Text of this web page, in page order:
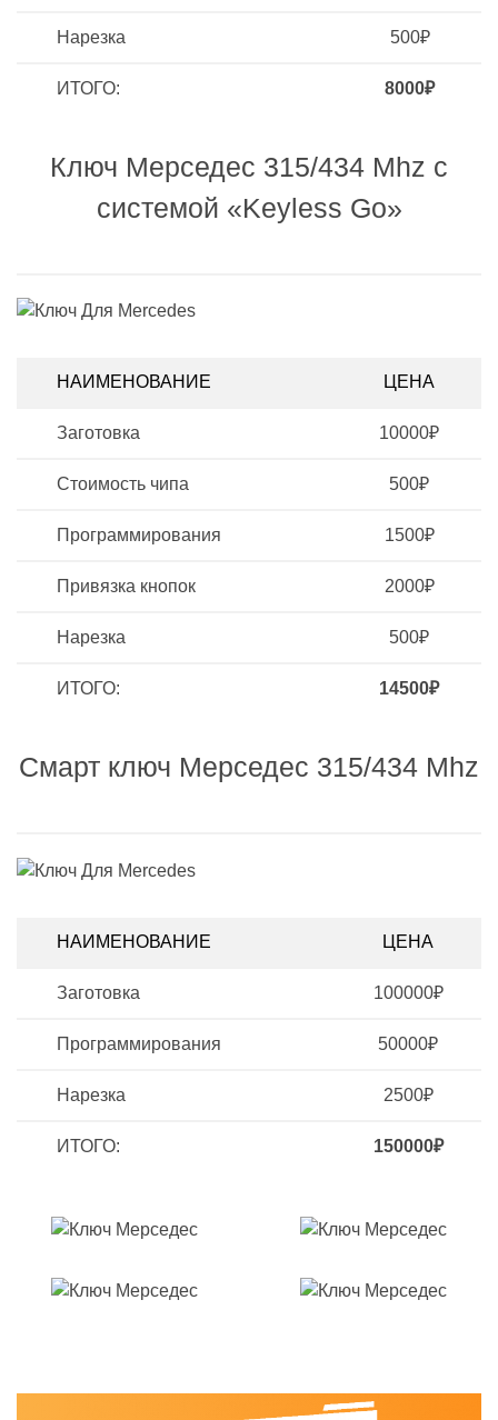
Нарезка 500₽
ИТОГО: 8000₽
Ключ Мерседес 315/434 Mhz с
системой «Keyless Go»
НАИМЕНОВАНИЕ ЦЕНА
Заготовка 10000₽
Стоимость чипа 500₽
Программирования 1500₽
Привязка кнопок 2000₽
Нарезка 500₽
ИТОГО: 14500₽
Смарт ключ Мерседес 315/434 Mhz
НАИМЕНОВАНИЕ ЦЕНА
Заготовка 100000₽
Программирования 50000₽
Нарезка 2500₽
ИТОГО: 150000₽